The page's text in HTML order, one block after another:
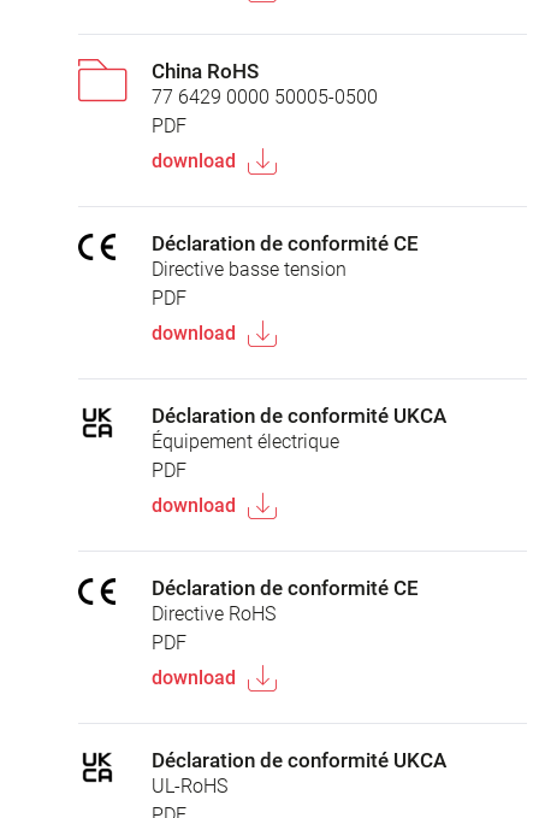
China RoHS
77 6429 0000 50005-0500
PDF
download
Déclaration de conformité CE
Directive basse tension
PDF
download
Déclaration de conformité UKCA
Équipement électrique
PDF
download
Déclaration de conformité CE
Directive RoHS
PDF
download
Déclaration de conformité UKCA
UL-RoHS